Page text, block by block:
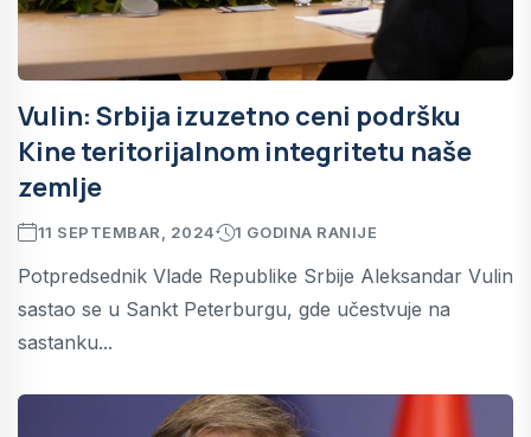
Vulin: Srbija izuzetno ceni podršku
Kine teritorijalnom integritetu naše
zemlje
11 SEPTEMBAR, 2024 1 GODINA RANIJE
Potpredsednik Vlade Republike Srbije Aleksandar Vulin
sastao se u Sankt Peterburgu, gde učestvuje na
sastanku...